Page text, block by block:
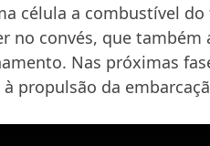
célula a combustível
no convés, que também
Nas próximas
propulsão da